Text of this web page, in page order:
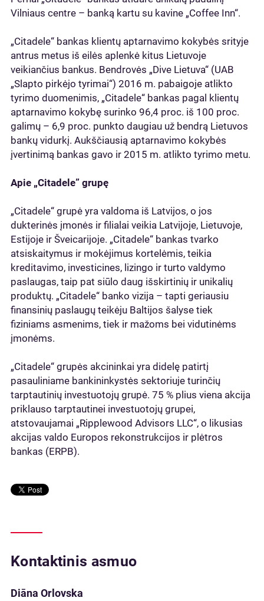
Vilniaus centre – banką kartu su kavine „Coffee Inn“.
„Citadele“ bankas klientų aptarnavimo kokybės srityje
antrus metus iš eilės aplenkė kitus Lietuvoje
veikiančius bankus. Bendrovės „Dive Lietuva“ (UAB
„Slapto pirkėjo tyrimai“) 2016 m. pabaigoje atlikto
tyrimo duomenimis, „Citadele“ bankas pagal klientų
aptarnavimo kokybę surinko 96,4 proc. iš 100 proc.
galimų – 6,9 proc. punkto daugiau už bendrą Lietuvos
bankų vidurkį. Aukščiausią aptarnavimo kokybės
įvertinimą bankas gavo ir 2015 m. atlikto tyrimo metu.
Apie „Citadele” grupę
„Citadele“ grupė yra valdoma iš Latvijos, o jos
dukterinės įmonės ir filialai veikia Latvijoje, Lietuvoje,
Estijoje ir Šveicarijoje. „Citadele“ bankas tvarko
atsiskaitymus ir mokėjimus kortelėmis, teikia
kreditavimo, investicines, lizingo ir turto valdymo
paslaugas, taip pat siūlo daug išskirtinių ir unikalių
produktų. „Citadele“ banko vizija – tapti geriausiu
finansinių paslaugų teikėju Baltijos šalyse tiek
fiziniams asmenims, tiek ir mažoms bei vidutinėms
įmonėms.
„Citadele“ grupės akcininkai yra didelę patirtį
pasauliniame bankininkystės sektoriuje turinčių
tarptautinių investuotojų grupė. 75 % plius viena akcija
priklauso tarptautinei investuotojų grupei,
atstovaujamai „Ripplewood Advisors LLC“, o likusias
akcijas valdo Europos rekonstrukcijos ir plėtros
bankas (ERPB).
Kontaktinis asmuo
Diāna Orlovska